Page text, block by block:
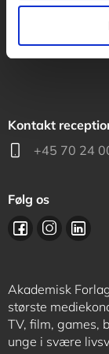
Kontakt
+45 70 24
Følg os
Akademisk
største
TV, film, games,
unge i svære